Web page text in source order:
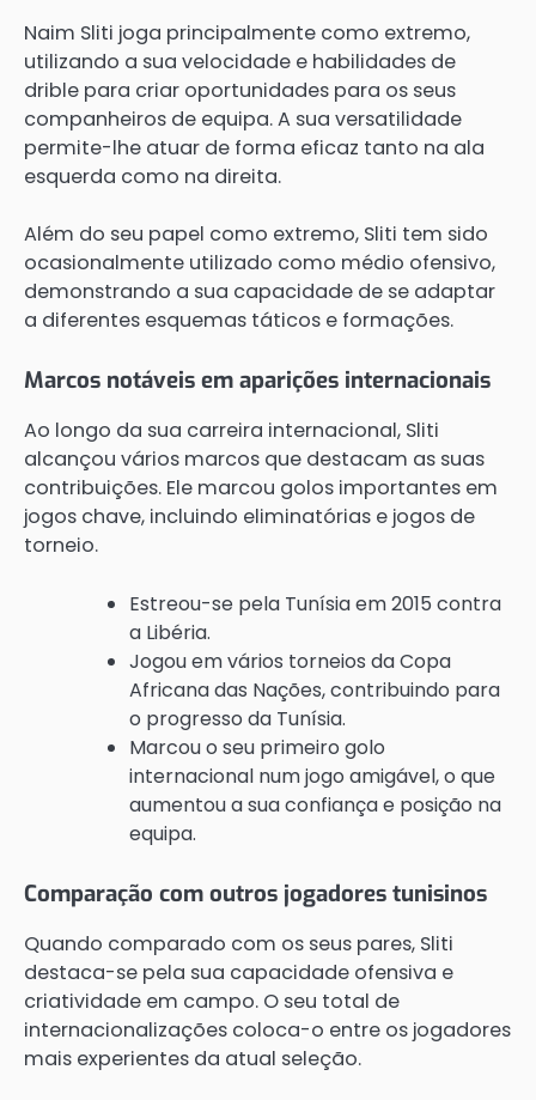
Naim Sliti joga principalmente como extremo,
utilizando a sua velocidade e habilidades de
drible para criar oportunidades para os seus
companheiros de equipa. A sua versatilidade
permite-lhe atuar de forma eficaz tanto na ala
esquerda como na direita.
Além do seu papel como extremo, Sliti tem sido
ocasionalmente utilizado como médio ofensivo,
demonstrando a sua capacidade de se adaptar
a diferentes esquemas táticos e formações.
Marcos notáveis em aparições internacionais
Ao longo da sua carreira internacional, Sliti
alcançou vários marcos que destacam as suas
contribuições. Ele marcou golos importantes em
jogos chave, incluindo eliminatórias e jogos de
torneio.
Estreou-se pela Tunísia em 2015 contra
a Libéria.
Jogou em vários torneios da Copa
Africana das Nações, contribuindo para
o progresso da Tunísia.
Marcou o seu primeiro golo
internacional num jogo amigável, o que
aumentou a sua confiança e posição na
equipa.
Comparação com outros jogadores tunisinos
Quando comparado com os seus pares, Sliti
destaca-se pela sua capacidade ofensiva e
criatividade em campo. O seu total de
internacionalizações coloca-o entre os jogadores
mais experientes da atual seleção.